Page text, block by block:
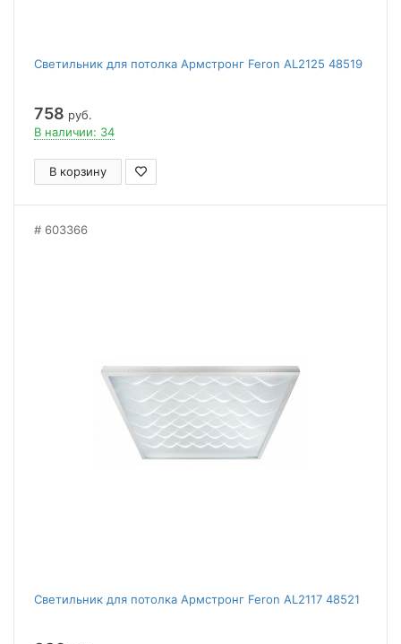
Светильник для потолка Армстронг Feron AL2125 48519
758 руб.
В наличии: 34
В корзину
603366
Светильник для потолка Армстронг Feron AL2117 48521